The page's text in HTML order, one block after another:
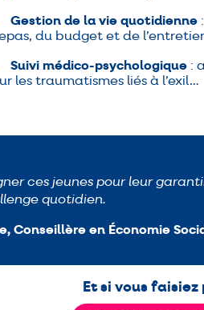
Gestion de la vie quotidienne
du budget et de
Suivi médico-psychologique :
les traumatismes liés à l’exil…
ces jeunes pour leur
quotidien.
Conseillère en Économie
Et si vous faisiez